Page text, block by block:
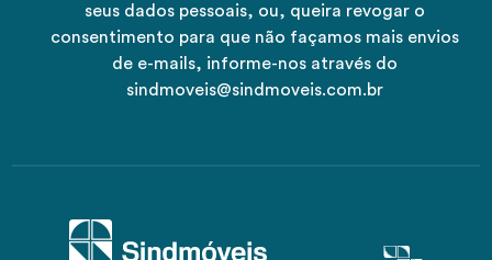
seus dados pessoais, ou, queira revogar o
consentimento para que não façamos mais envios
de e-mails, informe-nos através do
sindmoveis@sindmoveis.com.br